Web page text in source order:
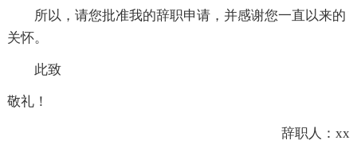
所以，请您批准我的辞职申请，并感谢您一直以来的
关怀。
此致
敬礼！
辞职人：xx